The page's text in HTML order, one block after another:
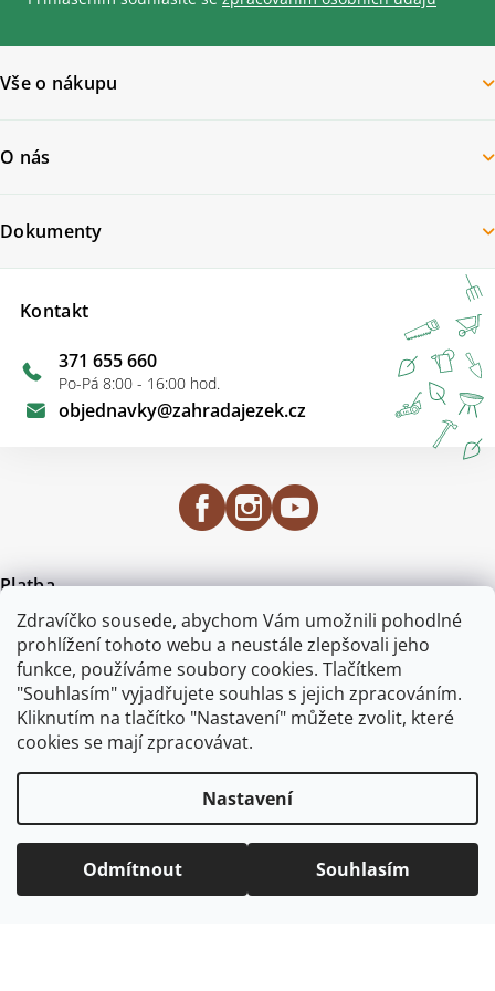
Zdravíčko sousede, abychom Vám umožnili pohodlné
prohlížení tohoto webu a neustále zlepšovali jeho
funkce, používáme soubory cookies. Tlačítkem
"Souhlasím" vyjadřujete souhlas s jejich zpracováním.
Kliknutím na tlačítko "Nastavení" můžete zvolit, které
cookies se mají zpracovávat.
Nastavení
Odmítnout Souhlasím
Vše o nákupu
O nás
Kontakt
objednavky@zahradajezek.cz
371 655 660
Po-Pá 8:00 - 16:00 hod.
Dokumenty
Platba
Certifikace